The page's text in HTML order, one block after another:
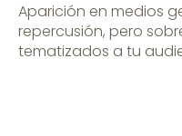
Aparición en medios
repercusión, pero
tematizados a tu